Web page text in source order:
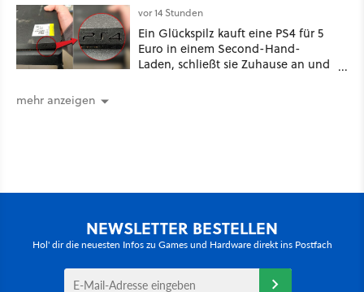
vor 14 Stunden
Ein Glückspilz kauft eine PS4 für 5
Euro in einem Second-Hand-
Laden, schließt sie Zuhause an und
mehr anzeigen
NEWSLETTER BESTELLEN
Hol' dir die neuesten Infos zu Games und Hardware direkt ins Postfach